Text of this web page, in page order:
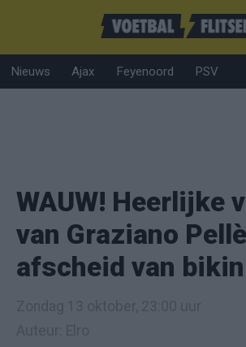
Nieuws Ajax Feyenoord PSV
WAUW! Heerlijke
van Graziano
afscheid van